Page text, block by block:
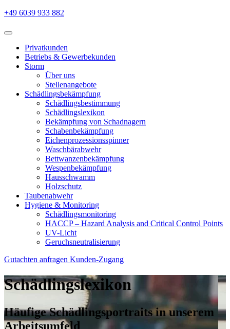
+49 6039 933 882
Privatkunden
Betriebs & Gewerbekunden
Storm
Über uns
Stellenangebote
Schädlingsbekämpfung
Schädlingsbestimmung
Schädlingslexikon
Bekämpfung von Schadnagern
Schabenbekämpfung
Eichenprozessionsspinner
Waschbärabwehr
Bettwanzenbekämpfung
Wespenbekämpfung
Hausschwamm
Holzschutz
Taubenabwehr
Hygiene & Monitoring
Schädlingsmonitoring
HACCP – Hazard Analysis and Critical Control Points
UV-Licht
Geruchsneutralisierung
Gutachten anfragen Kunden-Zugang
Schädlingslexikon
Häufige Schädlingsportraits in unserem
Arbeitsumfeld